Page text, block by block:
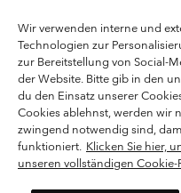
Columbia Sportswear
Bergheim, Salzburg Österreich.
Nutzungsbedingungen
Datenschutzerklärung
Bestimmungen und
Nutzungsbedingungen Für
Cookies
Wir verwenden interne und
Technologien zur
zur Bereitstellung von Social-
der Website. Bitte gib in den
du den Einsatz unserer
Cookies ablehnst, werden wir
zwingend notwendig sind,
funktioniert. Klicken Sie hier,
unseren vollständigen
Bitte wählen Sie Ihr